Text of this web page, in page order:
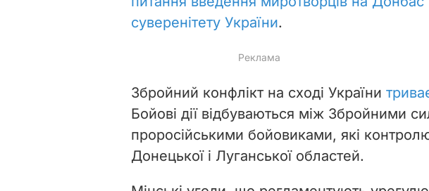
суверенітету України.
Збройний конфлікт на сході України
Бойові дії відбуваються між Збройними
проросійськими бойовиками, які
Донецької і Луганської областей.